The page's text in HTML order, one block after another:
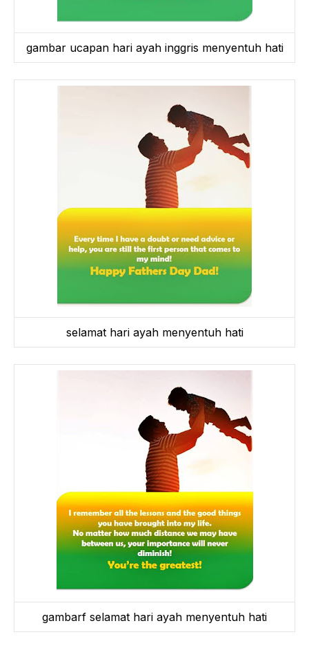
gambar ucapan hari ayah inggris menyentuh hati
selamat hari ayah menyentuh hati
gambarf selamat hari ayah menyentuh hati